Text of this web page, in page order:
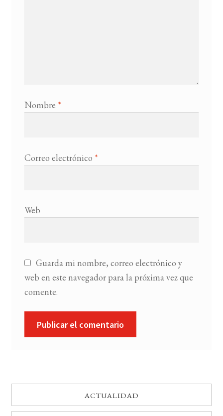
Nombre *
Correo electrónico *
Web
Guarda mi nombre, correo electrónico y
web en este navegador para la próxima vez que
comente.
ACTUALIDAD